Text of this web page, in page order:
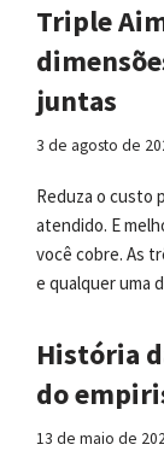
Triple
juntas
3 de agosto de
Reduza o custo
atendido. E
você cobre. As
e qualquer uma
História
do
13 de maio de